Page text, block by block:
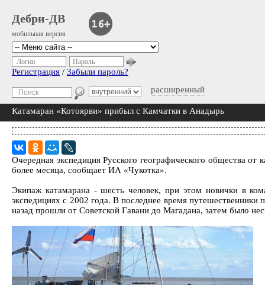
Дебри-ДВ
мобильная версия
расширенный
Логин Пароль
Регистрация / Забыли пароль?
Катамаран «Котоярви» прибыл с Камчатки в Анадырь
Очередная экспедиция Русского географического общества
более месяца, сообщает ИА «Чукотка».
Экипаж катамарана - шесть человек, при этом новички в
экспедициях с 2002 года. В последнее время
назад прошли от Советской Гавани до Магадана, затем было